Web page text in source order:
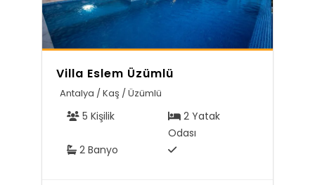
Villa Eslem Üzümlü
Antalya / Kaş / Üzümlü
5 Kişilik
2 Yatak
Odası
2 Banyo